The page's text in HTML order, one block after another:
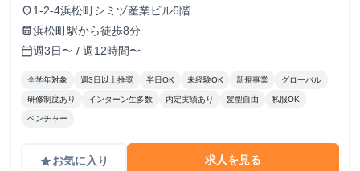
況により決定
place 1-2-4浜松町シミヅ産業ビル6階
train浜松町駅から徒歩8分
calendar_today週3日〜 / 週12時間〜
全学年対象 週3日以上推奨 半日OK 未経験OK 新規事業 グローバル
研修制度あり インターン生多数 内定実績あり 髪型自由 私服OK
ベンチャー
gradeお気に入り 求人を見る